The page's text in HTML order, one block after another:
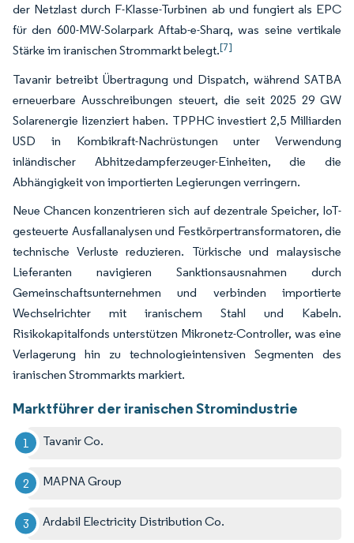
der Netzlast durch F-Klasse-Turbinen ab und fungiert als EPC
für den 600-MW-Solarpark Aftab-e-Sharq, was seine vertikale
Stärke im iranischen Strommarkt belegt.[7]
Tavanir betreibt Übertragung und Dispatch, während SATBA
erneuerbare Ausschreibungen steuert, die seit 2025 29 GW
Solarenergie lizenziert haben. TPPHC investiert 2,5 Milliarden
USD in Kombikraft-Nachrüstungen unter Verwendung
inländischer Abhitzedampferzeuger-Einheiten, die die
Abhängigkeit von importierten Legierungen verringern.
Neue Chancen konzentrieren sich auf dezentrale Speicher, IoT-
gesteuerte Ausfallanalysen und Festkörpertransformatoren, die
technische Verluste reduzieren. Türkische und malaysische
Lieferanten navigieren Sanktionsausnahmen durch
Gemeinschaftsunternehmen und verbinden importierte
Wechselrichter mit iranischem Stahl und Kabeln.
Risikokapitalfonds unterstützen Mikronetz-Controller, was eine
Verlagerung hin zu technologieintensiven Segmenten des
iranischen Strommarkts markiert.
Marktführer der iranischen Stromindustrie
Tavanir Co.
MAPNA Group
Ardabil Electricity Distribution Co.